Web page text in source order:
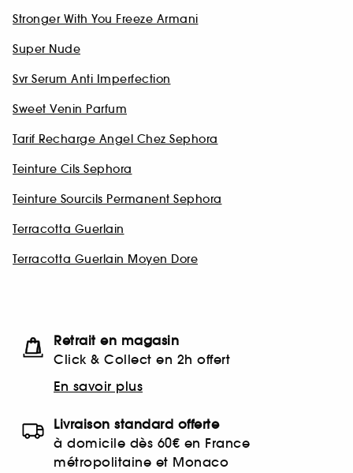
Stronger With You Freeze Armani
Super Nude
Svr Serum Anti Imperfection
Sweet Venin Parfum
Tarif Recharge Angel Chez Sephora
Teinture Cils Sephora
Teinture Sourcils Permanent Sephora
Terracotta Guerlain
Terracotta Guerlain Moyen Dore
Retrait en magasin
Click & Collect en 2h offert
En savoir plus
Livraison standard offerte
à domicile dès 60€ en France
métropolitaine et Monaco